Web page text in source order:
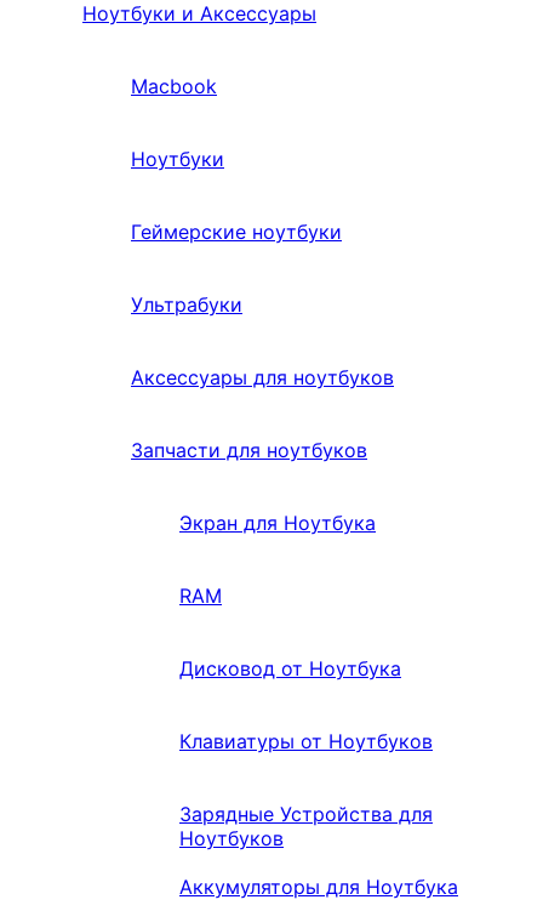
Ноутбуки и Аксессуары
Macbook
Ноутбуки
Геймерские ноутбуки
Ультрабуки
Аксессуары для ноутбуков
Запчасти для ноутбуков
Экран для Ноутбука
RAM
Дисковод от Ноутбука
Клавиатуры от Ноутбуков
Зарядные Устройства для
Ноутбуков
Аккумуляторы для Ноутбука